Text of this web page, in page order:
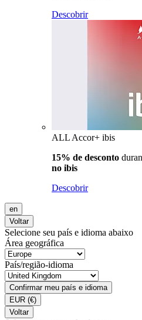
Descobrir
ALL Accor+ ibis
15% de desconto
no ibis
Descobrir
en
Voltar
Selecione seu país e idioma abaixo
Área geográfica
País/região-idioma
Confirmar meu país e idioma
EUR (€)
Voltar